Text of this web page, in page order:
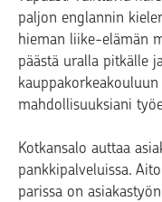
paljon englannin
hieman liike-elämän
päästä uralla pitkälle
mahdollisuuksiani
Kotkansalo auttaa
pankkipalveluissa.
parissa on